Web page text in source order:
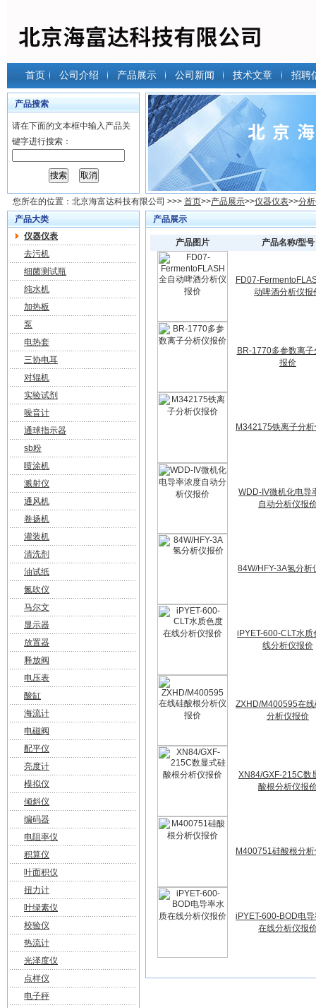
首页 公司介绍 产品展示 公司新闻 技术文章 招聘
产品搜索
请在下面的文本框中输入产品关
键字进行搜索：
您所在的位置： 北京海富达科技有限公司 >>> 首页>>产品展示>>仪器仪表>>分
产品大类
仪器仪表
去污机
细菌测试瓶
纯水机
加热板
泵
电热套
三协电耳
对辊机
实验试剂
噪音计
通球指示器
sb粉
喷涂机
溅射仪
通风机
卷扬机
灌装机
清洗剂
油试纸
氮吹仪
马尔文
显示器
放置器
释放阀
电压表
酸缸
海流计
电磁阀
配平仪
亮度计
模拟仪
倾斜仪
编码器
电阻率仪
积算仪
叶面积仪
扭力计
叶绿素仪
校验仪
热流计
光泽度仪
点样仪
电子秤
产品展示
产品图片 产品名称/型号
FD07-
动啤酒分析仪报
BR-1770多参数离子
报价
M342175铁离子分
WDD-IV微机化电导
自动分析仪报
84W/HFY-3A氢分析
iPYET-600-CLT水质
线分析仪报价
ZXHD/M400595在
分析仪报价
XN84/GXF-215C数
酸根分析仪报
M400751硅酸根分
iPYET-600-BOD电
在线分析仪报